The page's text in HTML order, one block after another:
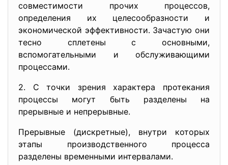
совместимости прочих процессов,
определения их целесообразности и
экономической эффективности. Зачастую они
тесно сплетены с основными,
вспомогательными и обслуживающими
процессами.
2. С точки зрения характера протекания
процессы могут быть разделены на
прерывные и непрерывные.
Прерывные (дискретные), внутри которых
этапы производственного процесса
разделены временными интервалами.